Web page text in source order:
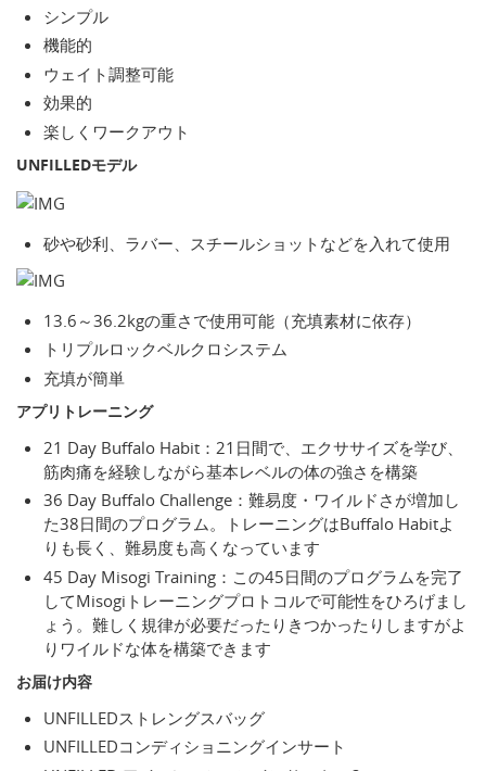
シンプル
機能的
ウェイト調整可能
効果的
楽しくワークアウト
UNFILLEDモデル
砂や砂利、ラバー、スチールショットなどを入れて使用
13.6～36.2kgの重さで使用可能（充填素材に依存）
トリプルロックベルクロシステム
充填が簡単
アプリトレーニング
21 Day Buffalo Habit：21日間で、エクササイズを学び、
筋肉痛を経験しながら基本レベルの体の強さを構築
36 Day Buffalo Challenge：難易度・ワイルドさが増加し
た38日間のプログラム。トレーニングはBuffalo Habitよ
りも長く、難易度も高くなっています
45 Day Misogi Training：この45日間のプログラムを完了
してMisogiトレーニングプロトコルで可能性をひろげまし
ょう。難しく規律が必要だったりきつかったりしますがよ
りワイルドな体を構築できます
お届け内容
UNFILLEDストレングスバッグ
UNFILLEDコンディショニングインサート